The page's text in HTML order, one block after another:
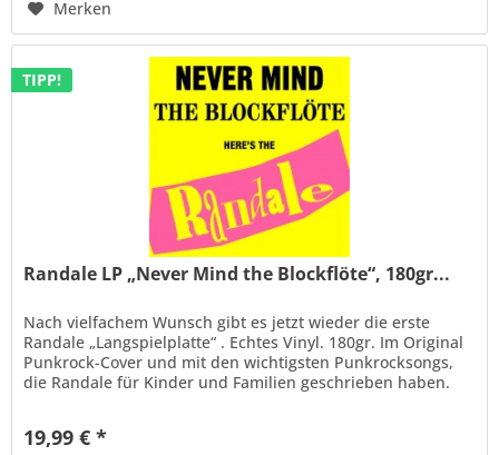
Merken
TIPP!
Randale LP „Never Mind the Blockflöte“, 180gr...
Nach vielfachem Wunsch gibt es jetzt wieder die erste
Randale „Langspielplatte“ . Echtes Vinyl. 180gr. Im Original
Punkrock-Cover und mit den wichtigsten Punkrocksongs,
die Randale für Kinder und Familien geschrieben haben.
19,99 € *